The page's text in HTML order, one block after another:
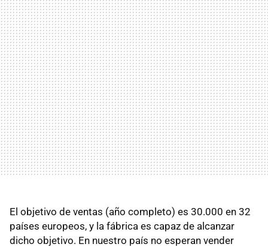
El objetivo de ventas (año completo) es 30.000 en 32
países europeos, y la fábrica es capaz de alcanzar
dicho objetivo. En nuestro país no esperan vender